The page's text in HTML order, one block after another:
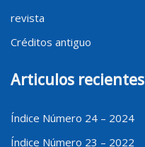
revista
Créditos antiguo
Articulos recientes
Índice Número 24 – 2024
Índice Número 23 – 2022